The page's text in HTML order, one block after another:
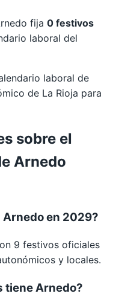
fija 0 festivos
laboral del
laboral de
de La Rioja para
sobre el
Arnedo
en 2029?
9 festivos oficiales
y locales.
tiene Arnedo?